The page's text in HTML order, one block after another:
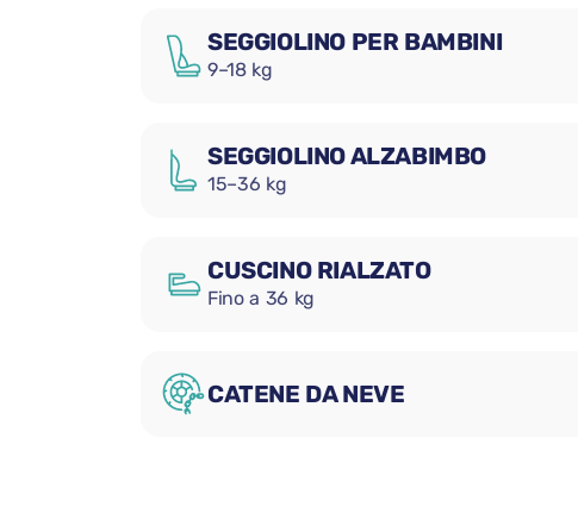
SEGGIOLINO PER BAMBINI
9–18 kg
SEGGIOLINO ALZABIMBO
15–36 kg
CUSCINO RIALZATO
Fino a 36 kg
CATENE DA NEVE